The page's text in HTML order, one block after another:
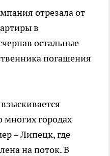
отрезала от
в
остальные
погашения
городах
– Липецк, где
на поток. В